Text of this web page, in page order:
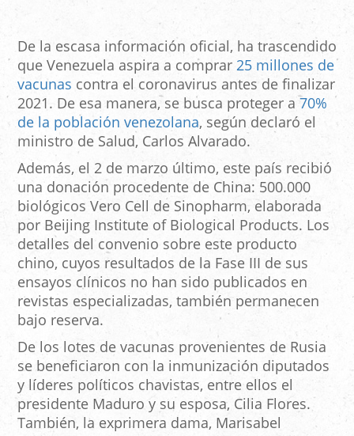
De la escasa información oficial, ha trascendido
que Venezuela aspira a comprar 25 millones de
vacunas contra el coronavirus antes de finalizar
2021. De esa manera, se busca proteger a70%
de la población venezolana, según declaró el
ministro de Salud, Carlos Alvarado.
Además, el 2 de marzo último, este país recibió
una donación procedente de China: 500.000
biológicos Vero Cell de Sinopharm, elaborada
por Beijing Institute of Biological Products. Los
detalles del convenio sobre este producto
chino, cuyos resultados de la Fase III de sus
ensayos clínicos no han sido publicados en
revistas especializadas, también permanecen
bajo reserva.
De los lotes de vacunas provenientes de Rusia
se beneficiaron con la inmunización diputados
y líderes políticos chavistas, entre ellos el
presidente Maduro y su esposa, Cilia Flores.
También, la exprimera dama, Marisabel